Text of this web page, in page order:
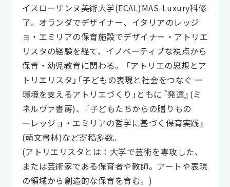
イスローザンヌ美術大学(ECAL)MAS-Luxury科修
了。オランダでデザイナー、イタリアのレッジ
ョ・エミリアの保育施設でデザイナー・アトリエ
リスタの経験を経て、イノベーティブな視点から
保育・幼児教育に関わる。 「アトリエの思想とア
トリエリスタ」「子どもの表現と社会をつなぐ ー
環境を支えるアトリエづくり」ともに『発達』(ミ
ネルヴァ書房)、『子どもたちからの贈りもの
ーレッジョ・エミリアの哲学に基づく保育実践』
(萌文書林)など寄稿多数。
(アトリエリスタとは：大学で芸術を専攻した、
または芸術家である保育者や教師。アートや表現
の領域から創造的な保育を育む。)